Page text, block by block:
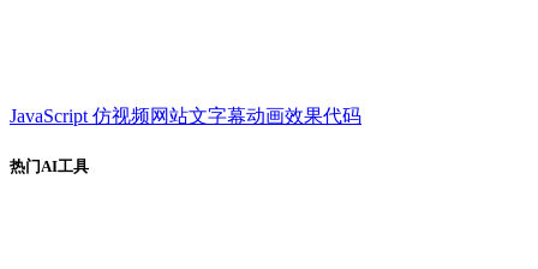
JavaScript 仿视频网站文字幕动画效果代码
热门AI工具